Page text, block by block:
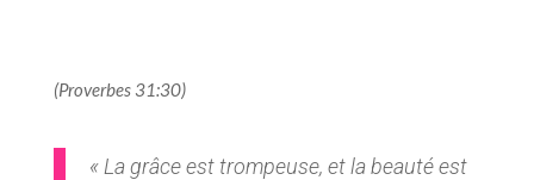
(Proverbes 31:30)
« La grâce est trompeuse, et la beauté est